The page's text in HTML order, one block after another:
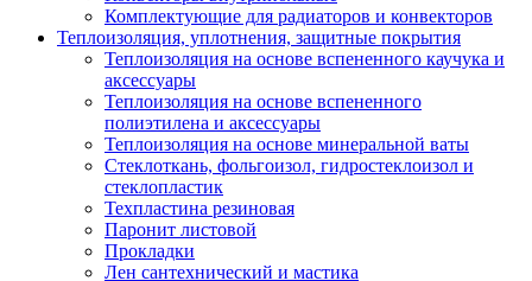
Комплектующие для радиаторов и конвекторов
Теплоизоляция, уплотнения, защитные покрытия
Теплоизоляция на основе вспененного каучука и
аксессуары
Теплоизоляция на основе вспененного
полиэтилена и аксессуары
Теплоизоляция на основе минеральной ваты
Стеклоткань, фольгоизол, гидростеклоизол и
стеклопластик
Техпластина резиновая
Паронит листовой
Прокладки
Лен сантехнический и мастика